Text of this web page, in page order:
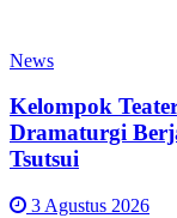
News
Kelompok
Dramaturgi
Tsutsui
3 Agustus 2026